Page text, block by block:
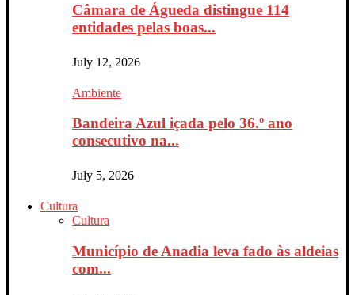
Câmara de Águeda distingue 114
entidades pelas boas...
July 12, 2026
Ambiente
Bandeira Azul içada pelo 36.º ano
consecutivo na...
July 5, 2026
Cultura
Cultura
Município de Anadia leva fado às aldeias
com...